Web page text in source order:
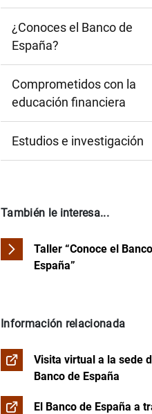
Rentas de los
Finanzas personales: Tipi
Vídeos sobre billetes y
Material divulgativo sobre
¿Conoces el Banco de
España?
Comprometidos con la
educación financiera
La educación financiera
La educación financiera
Estudios e investigación
También le interesa...
Taller “Conoce el
España”
Información relacionada
Visita virtual a la sede
Banco de España
El Banco de España a